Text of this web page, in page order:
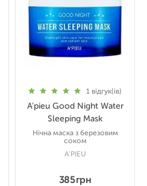
1 відгук(ів)
A'pieu Good Night Water
Sleeping Mask
Нічна маска з березовим
соком
A'PIEU
385 грн